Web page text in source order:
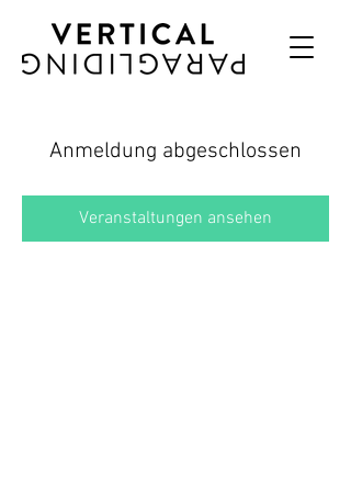
Anmeldung abgeschlossen
Veranstaltungen ansehen